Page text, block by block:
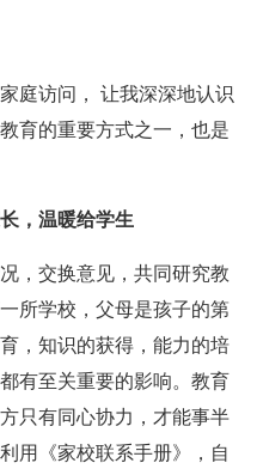
庭访问， 让我深深地认识
育的重要方式之一，也是
，温暖给学生
，交换意见，共同研究教
所学校，父母是孩子的第
，知识的获得，能力的培
有至关重要的影响。教育
只有同心协力，才能事半
用《家校联系手册》，自